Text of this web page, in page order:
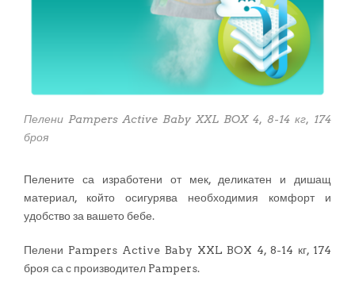
Пелени Pampers Active Baby XXL BOX 4, 8-14 кг, 174
броя
Пелените са изработени от мек, деликатен и дишащ
материал, който осигурява необходимия комфорт и
удобство за вашето бебе.
Пелени Pampers Active Baby XXL BOX 4, 8-14 кг, 174
броя са с производител Pampers.